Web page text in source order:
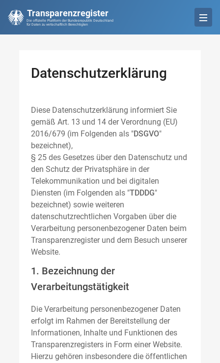
Transparenzregister
Die offizielle Plattform der Bundesrepublik Deutschland
für Daten zu wirtschaftlich Berechtigten
Datenschutzerklärung
Diese Datenschutzerklärung informiert Sie
gemäß Art. 13 und 14 der Verordnung (EU)
2016/679 (im Folgenden als "DSGVO"
bezeichnet),
§ 25 des Gesetzes über den Datenschutz und
den Schutz der Privatsphäre in der
Telekommunikation und bei digitalen
Diensten (im Folgenden als "TDDDG"
bezeichnet) sowie weiteren
datenschutzrechtlichen Vorgaben über die
Verarbeitung personenbezogener Daten beim
Transparenzregister und dem Besuch unserer
Website.
1. Bezeichnung der
Verarbeitungstätigkeit
Die Verarbeitung personenbezogener Daten
erfolgt im Rahmen der Bereitstellung der
Informationen, Inhalte und Funktionen des
Transparenzregisters in Form einer Website.
Hierzu gehören insbesondere die öffentlichen